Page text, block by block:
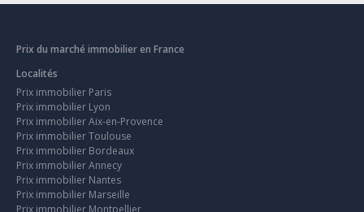
Prix du marché immobilier en France
Localités
Prix immobilier Paris
Prix immobilier Lyon
Prix immobilier Aix-en-Provence
Prix immobilier Toulouse
Prix immobilier Bordeaux
Prix immobilier Annecy
Prix immobilier Nantes
Prix immobilier Marseille
Prix immobilier Montpellier